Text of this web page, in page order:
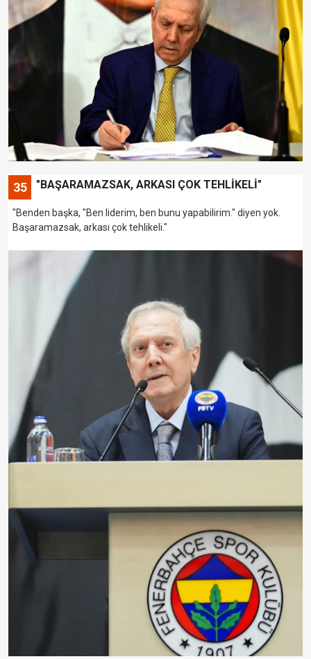
35 "BAŞARAMAZSAK, ARKASI ÇOK TEHLİKELİ"
"Benden başka, "Ben liderim, ben bunu yapabilirim." diyen yok.
Başaramazsak, arkası çok tehlikeli."